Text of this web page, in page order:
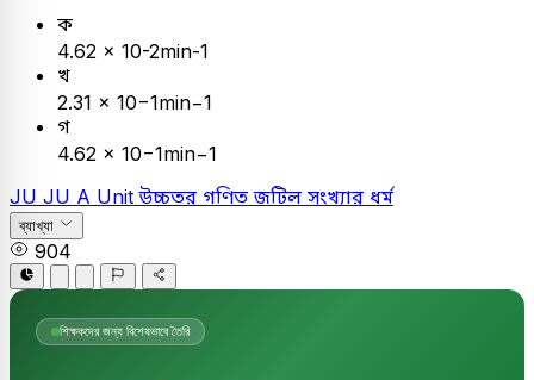
ক
4.62 × 10-2min-1
খ
2.31 × 10−1min−1
গ
4.62 × 10−1min−1
JU JU A Unitউচ্চতর গণিতজটিল সংখ্যার ধর্ম
ব্যাখ্যা
904
শিক্ষকদের জন্য বিশেষভাবে তৈরি